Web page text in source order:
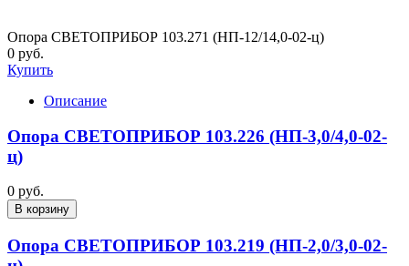
Опора СВЕТОПРИБОР 103.271 (НП-12/14,0-02-ц)
0 руб.
Купить
Описание
Опора СВЕТОПРИБОР 103.226 (НП-3,0/4,0-02-
ц)
0 руб.
В корзину
Опора СВЕТОПРИБОР 103.219 (НП-2,0/3,0-02-